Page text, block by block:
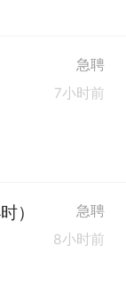
急聘
7小时前
） 急聘
8小时前